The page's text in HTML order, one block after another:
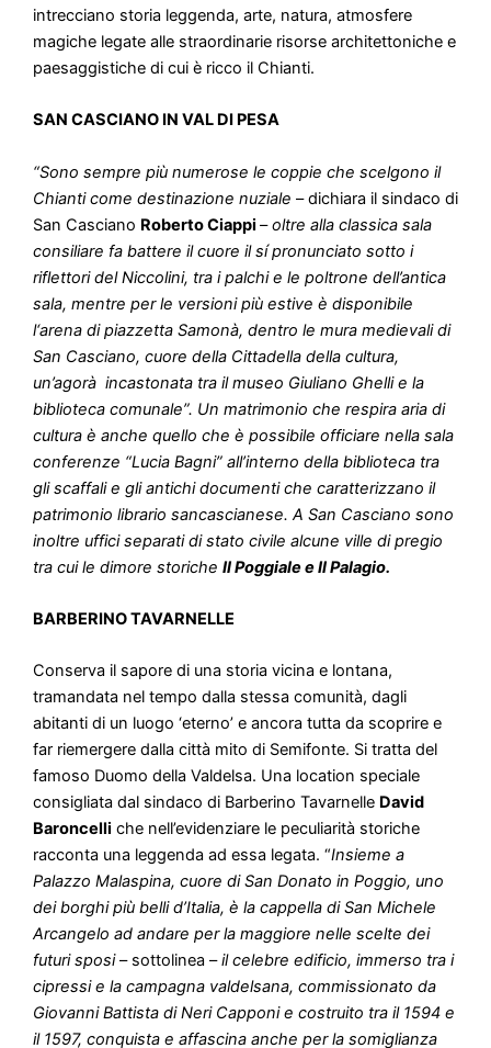
intrecciano storia leggenda, arte, natura, atmosfere
magiche legate alle straordinarie risorse architettoniche e
paesaggistiche di cui è ricco il Chianti.
SAN CASCIANO IN VAL DI PESA
“Sono sempre più numerose le coppie che scelgono il
Chianti come destinazione nuziale – dichiara il sindaco di
San Casciano Roberto Ciappi –oltre alla classica sala
consiliare fa battere il cuore il sí pronunciato sotto i
riflettori del Niccolini, tra i palchi e le poltrone dell’antica
sala, mentre per le versioni più estive è disponibile
l‘arena di piazzetta Samonà, dentro le mura medievali di
San Casciano, cuore della Cittadella della cultura,
un’agorà incastonata tra il museo Giuliano Ghelli e la
biblioteca comunale”. Un matrimonio che respira aria di
cultura è anche quello che è possibile officiare nella sala
conferenze “Lucia Bagni” all’interno della biblioteca tra
gli scaffali e gli antichi documenti che caratterizzano il
patrimonio librario sancascianese. A San Casciano sono
inoltre uffici separati di stato civile alcune ville di pregio
tra cui le dimore storiche Il Poggiale e Il Palagio.
BARBERINO TAVARNELLE
Conserva il sapore di una storia vicina e lontana,
tramandata nel tempo dalla stessa comunità, dagli
abitanti di un luogo ‘eterno’ e ancora tutta da scoprire e
far riemergere dalla città mito di Semifonte. Si tratta del
famoso Duomo della Valdelsa. Una location speciale
consigliata dal sindaco di Barberino Tavarnelle David
Baroncelli che nell’evidenziare le peculiarità storiche
racconta una leggenda ad essa legata. “Insieme a
Palazzo Malaspina, cuore di San Donato in Poggio, uno
dei borghi più belli d’Italia, è la cappella di San Michele
Arcangelo ad andare per la maggiore nelle scelte dei
futuri sposi– sottolinea –il celebre edificio, immerso tra i
cipressi e la campagna valdelsana, commissionato da
Giovanni Battista di Neri Capponi e costruito tra il 1594 e
il 1597, conquista e affascina anche per la somiglianza